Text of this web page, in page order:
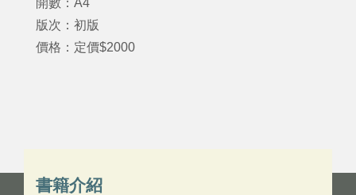
版次：初版
價格：定價$2000
書籍介紹